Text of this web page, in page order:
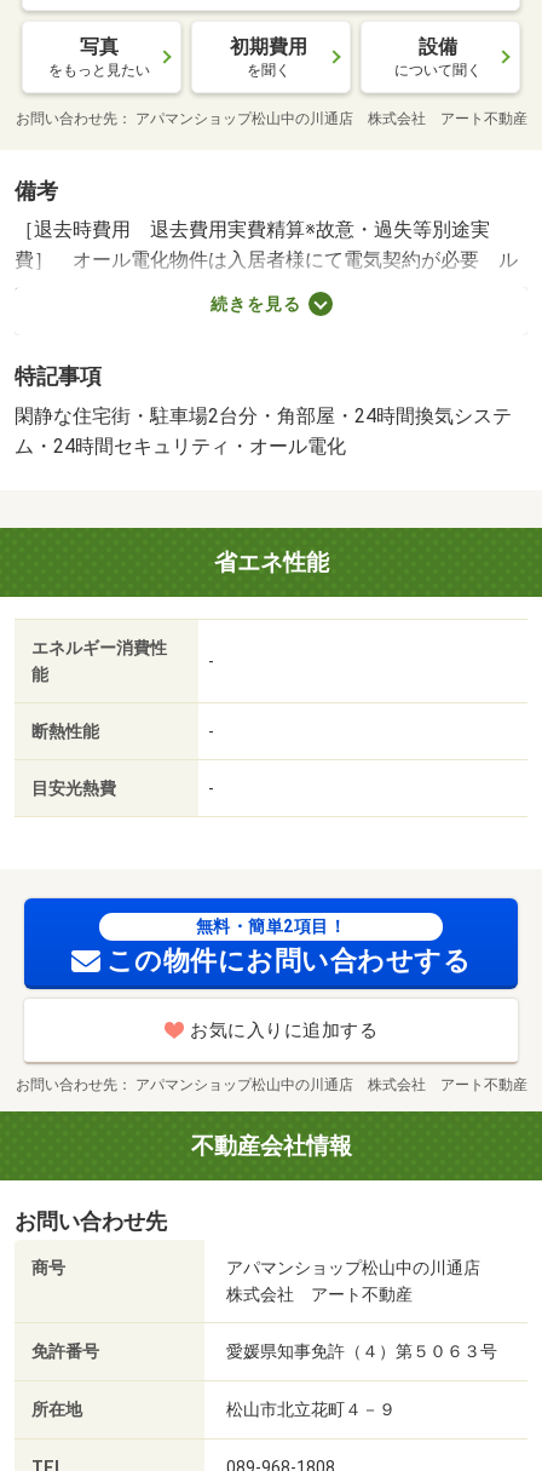
写真
をもっと見たい
初期費用
を聞く
設備
について聞く
お問い合わせ先 アパマンショップ松山中の川通店 株式会社 アート不動産
備考
［退去時費用 退去費用実費精算※故意・過失等別途実
費］ オール電化物件は入居者様にて電気契約が必要 ル
ームクリーニング料金にエアコンクリーニング費用含む町
会費 ２５０円／月。【法人契約個人負担分について】
ード決済」となります。 ＮＯ：１０００６７８１３９・
賃貸保証等：加入要（機関保証加入必須。初回保証料３５
０００円、月額保証料賃料等総額の１％＋８００円／月
きます！お友達紹介キャンペーンも実施中！お気軽にお問
い合わせください！！・バイク置場：有・駐輪場：有/室内
清掃費用 71500円/カードキー発行料 16500円
続きを見る
特記事項
閑静な住宅街・駐車場2台分・角部屋・24時間換気システ
ム・24時間セキュリティ・オール電化
省エネ性能
エネルギー消費性
能
-
断熱性能 -
目安光熱費 -
無料・簡単2項目！
この物件にお問い合わせする
お気に入りに追加する
お問い合わせ先 アパマンショップ松山中の川通店 株式会社 アート不動産
不動産会社情報
お問い合わせ先
商号
アパマンショップ松山中の川通店
株式会社 アート不動産
免許番号 愛媛県知事免許（４）第５０６３号
所在地 松山市北立花町４－９